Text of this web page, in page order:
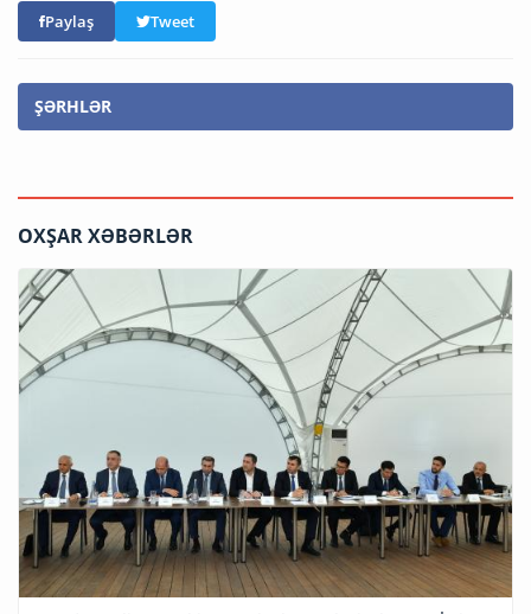
Paylaş Tweet
ŞƏRHLƏR
OXŞAR XƏBƏRLƏR